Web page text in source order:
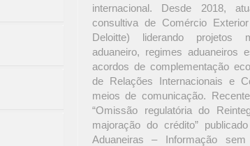
internacional. Desde 2018,
consultiva de Comércio
Deloitte) liderando projetos
aduaneiro, regimes aduaneiros
acordos de complementação
de Relações Internacionais e
meios de comunicação.
“Omissão regulatória do
majoração do crédito”
Aduaneiras – Informação